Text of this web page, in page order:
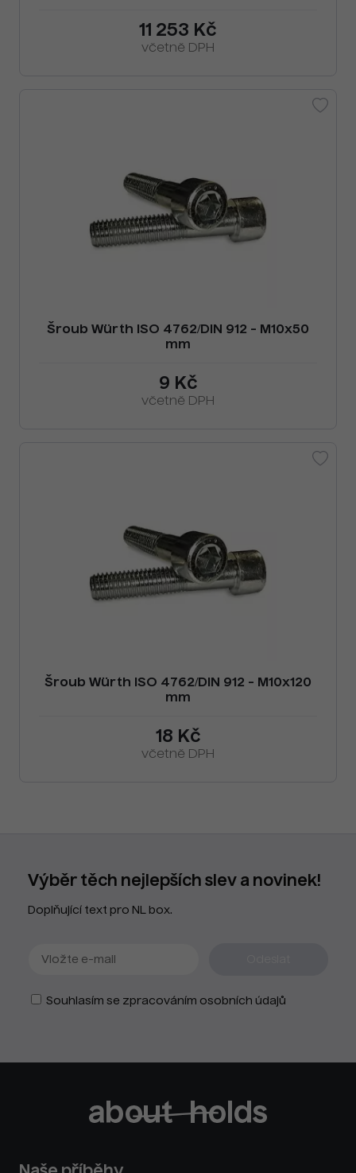
11 253 Kč
včetně DPH
Šroub Würth ISO 4762/DIN 912 - M10x50
mm
9 Kč
včetně DPH
Šroub Würth ISO 4762/DIN 912 - M10x120
mm
18 Kč
včetně DPH
Výběr těch nejlepších slev a novinek!
Doplňující text pro NL box.
Souhlasím se zpracováním osobních údajů